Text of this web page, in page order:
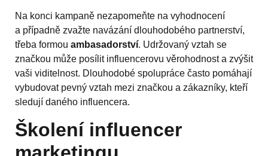
Na konci kampaně nezapomeňte na vyhodnocení
a případně zvažte navázání dlouhodobého partnerství,
třeba formou ambasadorství. Udržovaný vztah se
značkou může posílit influencerovu věrohodnost a zvýšit
vaši viditelnost. Dlouhodobé spolupráce často pomáhají
vybudovat pevný vztah mezi značkou a zákazníky, kteří
sledují daného influencera.
Školení influencer